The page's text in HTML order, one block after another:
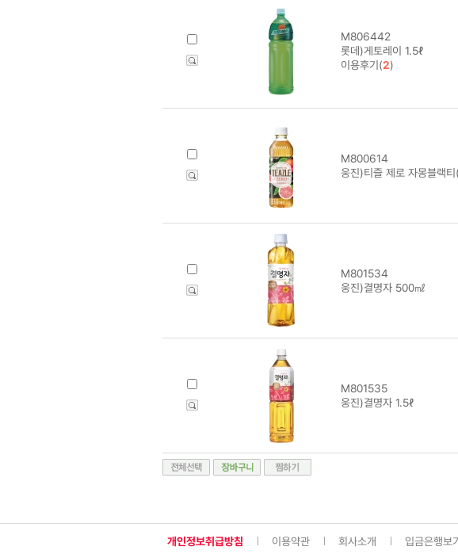
M806442
롯데)게토레이 1.5ℓ
이용후기(2)
M800614
웅진)티즐 제로 자몽블랙
M801534
웅진)결명자 500㎖
M801535
웅진)결명자 1.5ℓ
개인정보취급방침 이용약관 회사소개 입금은행보기